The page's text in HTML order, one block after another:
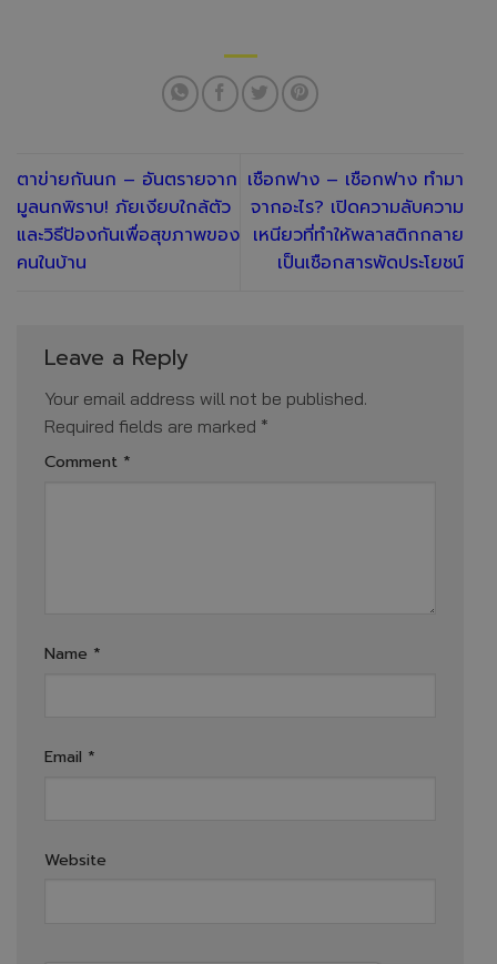
ตาข่ายกันนก – อันตรายจาก
มูลนกพิราบ! ภัยเงียบใกล้ตัว
และวิธีป้องกันเพื่อสุขภาพของ
คนในบ้าน
เชือกฟาง – เชือกฟาง ทำมา
จากอะไร? เปิดความลับความ
เหนียวที่ทำให้พลาสติกกลาย
เป็นเชือกสารพัดประโยชน์
Leave a Reply
Your email address will not be published.
Required fields are marked *
Comment *
Name *
Email *
Website